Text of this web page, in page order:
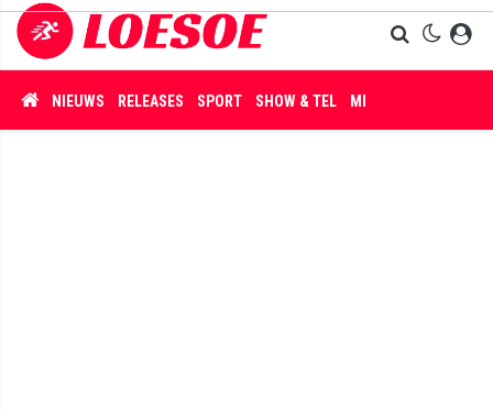
NIEUWS RELEASES SPORT SHOW & TEL MISDAAD